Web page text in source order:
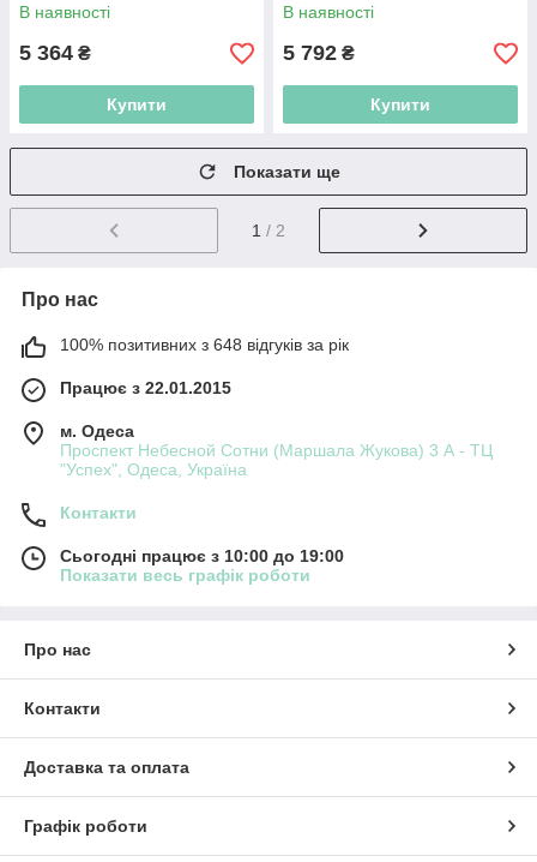
В наявності
5 364 ₴
Купити
В наявності
5 792 ₴
Купити
Показати ще
1 / 2
Про нас
100% позитивних з 648 відгуків за рік
Працює з 22.01.2015
м. Одеса
Проспект Небесной Сотни (Маршала Жукова) 3 А - ТЦ
"Успех", Одеса, Україна
Контакти
Сьогодні працює з 10:00 до 19:00
Показати весь графік роботи
Про нас
Контакти
Доставка та оплата
Графік роботи